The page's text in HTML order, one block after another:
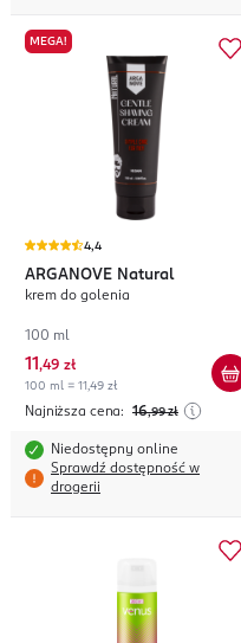
MEGA!
4,4
ARGANOVE Natural
krem do golenia
100 ml
11 ,49 zł
100 ml = 11,49 zł
Najniższa cena: 16,99 zł
Niedostępny online
Sprawdź dostępność w
drogerii